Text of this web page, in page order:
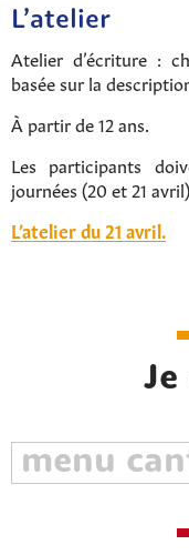
L’atelier
Atelier d’écriture :
basée sur la
À partir de 12 ans.
Les participants
journées (20 et 21 avril).
L’atelier du 21 avril.
Je